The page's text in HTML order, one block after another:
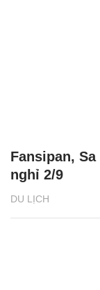
DU LỊCH
Fansipan,
nghỉ 2/9